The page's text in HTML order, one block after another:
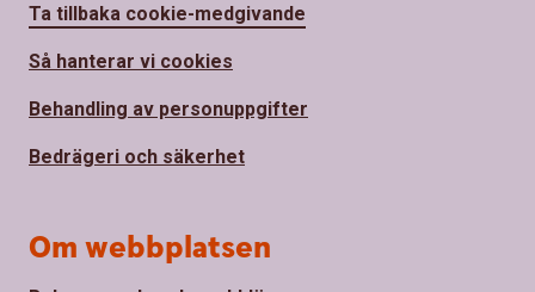
Ta tillbaka cookie-medgivande
Så hanterar vi cookies
Behandling av personuppgifter
Bedrägeri och säkerhet
Om webbplatsen